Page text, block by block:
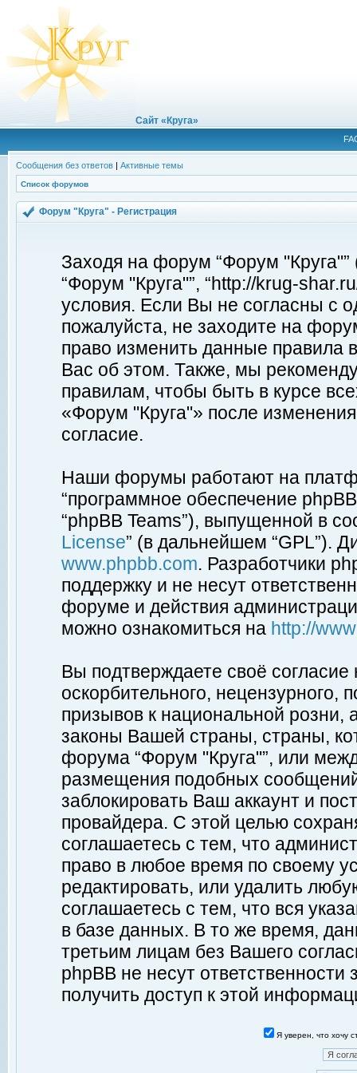
Сайт «Круга»
Сообщения без ответов | Активные темы
Список форумов
Форум "Круга" - Регистрация
Заходя на форум “Форум
“Форум "Круга"”, “http://krug-
условия. Если Вы не согласны с
пожалуйста, не заходите на
право изменить данные правила
Вас об этом. Также, мы
правилам, чтобы быть в курсе
«Форум "Круга"» после
согласие.
Наши форумы работают на
“программное обеспечение
“phpBB Teams”), выпущенной в
License” (в дальнейшем “GPL”).
www.phpbb.com. Разработчики
поддержку и не несут
форуме и действия
можно ознакомиться на http://
Вы подтверждаете своё
оскорбительного, нецензурного,
призывов к национальной
законы Вашей страны, страны,
форума “Форум "Круга"”, или
размещения подобных
заблокировать Ваш аккаунт и
провайдера. С этой целью
соглашаетесь с тем, что
право в любое время по своему
редактировать, или удалить
соглашаетесь с тем, что вся
в базе данных. В то же время,
третьим лицам без Вашего
phpBB не несут ответственности
получить доступ к этой
Я уверен, что хочу